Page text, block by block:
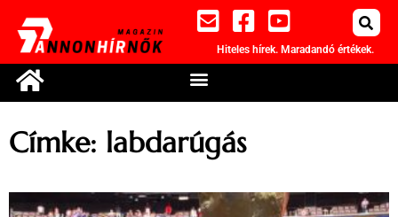
Hiteles hírek. Maradandó értékek.
Címke: labdarúgás